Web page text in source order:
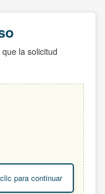
la solicitud
para continuar